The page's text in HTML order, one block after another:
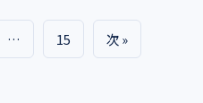
投
… 15 次 »